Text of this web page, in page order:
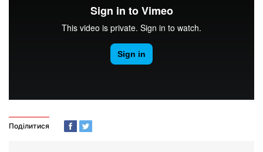
Поділитися